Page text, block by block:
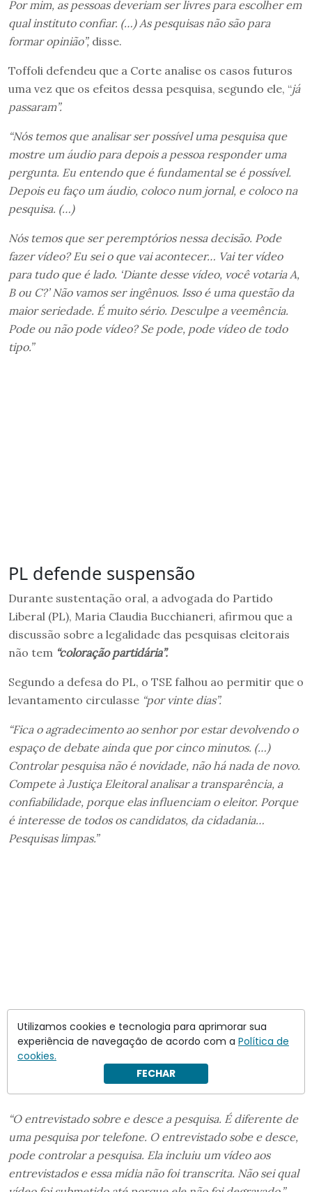
Por mim, as pessoas deveriam ser livres para escolher em
qual instituto confiar. (…) As pesquisas não são para
formar opinião”, disse.
Toffoli defendeu que a Corte analise os casos futuros
uma vez que os efeitos dessa pesquisa, segundo ele, “já
passaram”.
“Nós temos que analisar ser possível uma pesquisa que
mostre um áudio para depois a pessoa responder uma
pergunta. Eu entendo que é fundamental se é possível.
Depois eu faço um áudio, coloco num jornal, e coloco na
pesquisa. (…)
Nós temos que ser peremptórios nessa decisão. Pode
fazer vídeo? Eu sei o que vai acontecer… Vai ter vídeo
para tudo que é lado. ‘Diante desse vídeo, você votaria A,
B ou C?’ Não vamos ser ingênuos. Isso é uma questão da
maior seriedade. É muito sério. Desculpe a veemência.
Pode ou não pode vídeo? Se pode, pode vídeo de todo
tipo.”
PL defende suspensão
Durante sustentação oral, a advogada do Partido
Liberal (PL), Maria Claudia Bucchianeri, afirmou que a
discussão sobre a legalidade das pesquisas eleitorais
não tem “coloração partidária”.
Segundo a defesa do PL, o TSE falhou ao permitir que o
levantamento circulasse “por vinte dias”.
“Fica o agradecimento ao senhor por estar devolvendo o
espaço de debate ainda que por cinco minutos. (…)
Controlar pesquisa não é novidade, não há nada de novo.
Compete à Justiça Eleitoral analisar a transparência, a
confiabilidade, porque elas influenciam o eleitor. Porque
é interesse de todos os candidatos, da cidadania…
Pesquisas limpas.”
“O entrevistado sobre e desce a pesquisa. É diferente de
uma pesquisa por telefone. O entrevistado sobe e desce,
pode controlar a pesquisa. Ela incluiu um vídeo aos
entrevistados e essa mídia não foi transcrita. Não sei qual
Utilizamos cookies e tecnologia para aprimorar sua
experiência de navegação de acordo com a Política de
cookies.
FECHAR